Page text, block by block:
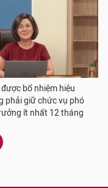
bổ nhiệm hiệu
phải giữ chức vụ phó
ít nhất 12 tháng